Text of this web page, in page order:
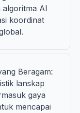
algoritma AI
koordinat
Beragam:
lanskap
gaya
mencapai